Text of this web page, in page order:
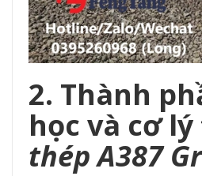
2. Thành
học và cơ
thép A387